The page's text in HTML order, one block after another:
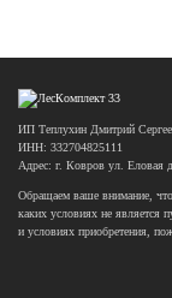
ИП Теплухин Дмитрий
ИНН: 332704825111
Адрес: г. Ковров ул. Еловая
Обращаем ваше внимание,
каких условиях не является
и условиях приобретения,